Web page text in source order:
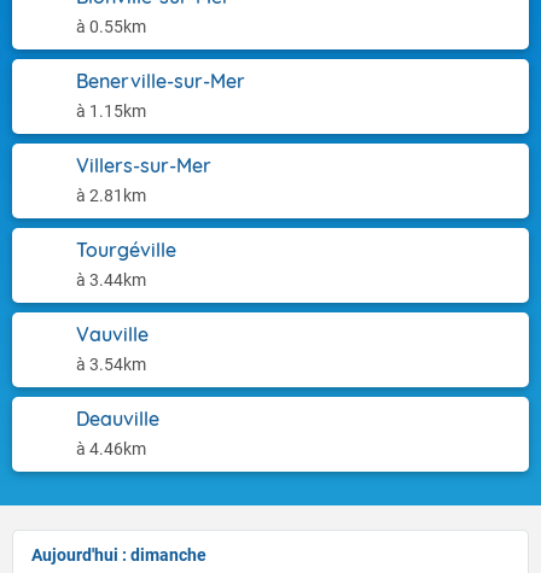
à 0.55km
Benerville-sur-Mer
à 1.15km
Villers-sur-Mer
à 2.81km
Tourgéville
à 3.44km
Vauville
à 3.54km
Deauville
à 4.46km
Aujourd'hui : dimanche